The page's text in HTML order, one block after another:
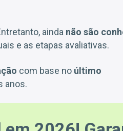
ainda não são
e as etapas avaliativas.
com base no último
anos.